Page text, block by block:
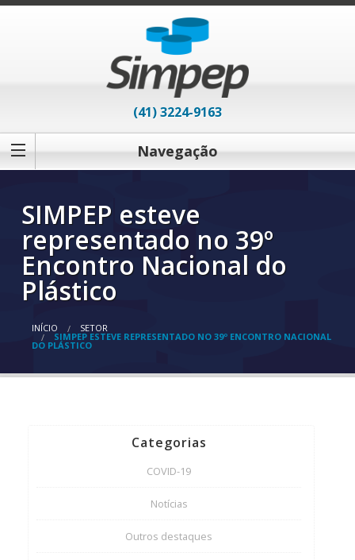
(41) 3224-9163
Navegação
SIMPEP esteve
representado no 39º
Encontro Nacional do
Plástico
INÍCIO SETOR
SIMPEP ESTEVE REPRESENTADO NO 39º ENCONTRO NACIONAL
DO PLÁSTICO
Categorias
COVID-19
Notícias
Outros destaques